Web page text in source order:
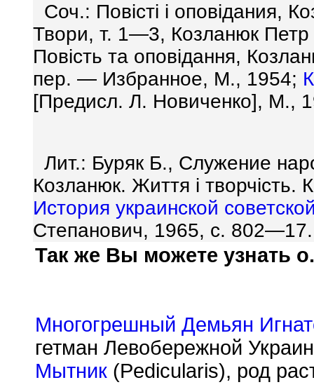
Соч.: Повicтi i оповiдания,
Твори, т. 1—3, Козланюк
Повicть та оповiдання,
пер. — Избранное, М., 1954;
[Предисл. Л. Новиченко], М.,
Лит.: Буряк Б., Служение
Козланюк. Життя i творчicть.
История украинской
Степанович, 1965, с. 802—17.
Так же Вы можете узнать
Многогрешный Демьян
гетман Левобережной
Мытник (Pedicularis), род